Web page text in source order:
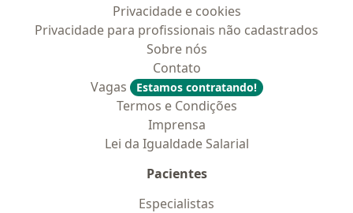
Privacidade e cookies
Privacidade para profissionais não cadastrados
Sobre nós
Contato
Vagas
Estamos contratando!
Termos e Condições
Imprensa
Lei da Igualdade Salarial
Pacientes
Especialistas